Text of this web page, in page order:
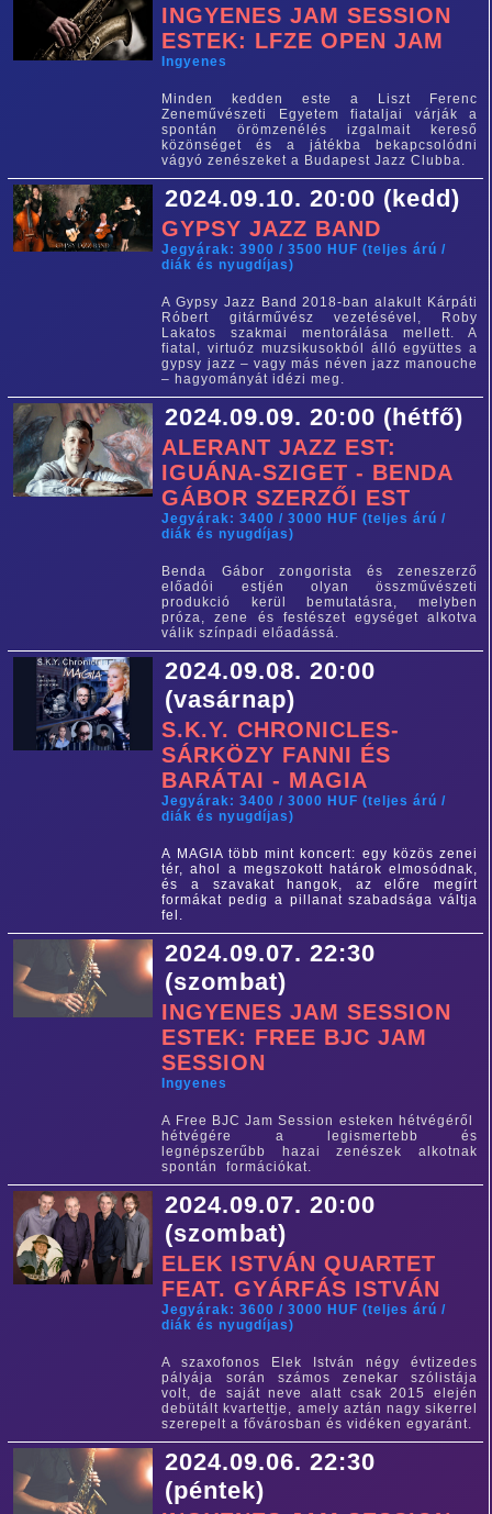
INGYENES JAM SESSION
ESTEK: LFZE OPEN JAM
Ingyenes
Minden kedden este a Liszt Ferenc
Zeneművészeti Egyetem fiataljai várják a
spontán örömzenélés izgalmait kereső
közönséget és a játékba bekapcsolódni
vágyó zenészeket a Budapest Jazz Clubba.
2024.09.10. 20:00 (kedd)
GYPSY JAZZ BAND
Jegyárak: 3900 / 3500 HUF (teljes árú /
diák és nyugdíjas)
A Gypsy Jazz Band 2018-ban alakult Kárpáti
Róbert gitárművész vezetésével, Roby
Lakatos szakmai mentorálása mellett. A
fiatal, virtuóz muzsikusokból álló együttes a
gypsy jazz – vagy más néven jazz manouche
– hagyományát idézi meg.
2024.09.09. 20:00 (hétfő)
ALERANT JAZZ EST:
IGUÁNA-SZIGET - BENDA
GÁBOR SZERZŐI EST
Jegyárak: 3400 / 3000 HUF (teljes árú /
diák és nyugdíjas)
Benda Gábor zongorista és zeneszerző
előadói estjén olyan összművészeti
produkció kerül bemutatásra, melyben
próza, zene és festészet egységet alkotva
válik színpadi előadássá.
2024.09.08. 20:00
(vasárnap)
S.K.Y. CHRONICLES-
SÁRKÖZY FANNI ÉS
BARÁTAI - MAGIA
Jegyárak: 3400 / 3000 HUF (teljes árú /
diák és nyugdíjas)
A MAGIA több mint koncert: egy közös zenei
tér, ahol a megszokott határok elmosódnak,
és a szavakat hangok, az előre megírt
formákat pedig a pillanat szabadsága váltja
fel.
2024.09.07. 22:30
(szombat)
INGYENES JAM SESSION
ESTEK: FREE BJC JAM
SESSION
Ingyenes
A Free BJC Jam Session esteken hétvégéről
hétvégére a legismertebb és
legnépszerűbb hazai zenészek alkotnak
spontán formációkat.
2024.09.07. 20:00
(szombat)
ELEK ISTVÁN QUARTET
FEAT. GYÁRFÁS ISTVÁN
Jegyárak: 3600 / 3000 HUF (teljes árú /
diák és nyugdíjas)
A szaxofonos Elek István négy évtizedes
pályája során számos zenekar szólistája
volt, de saját neve alatt csak 2015 elején
debütált kvartettje, amely aztán nagy sikerrel
szerepelt a fővárosban és vidéken egyaránt.
2024.09.06. 22:30
(péntek)